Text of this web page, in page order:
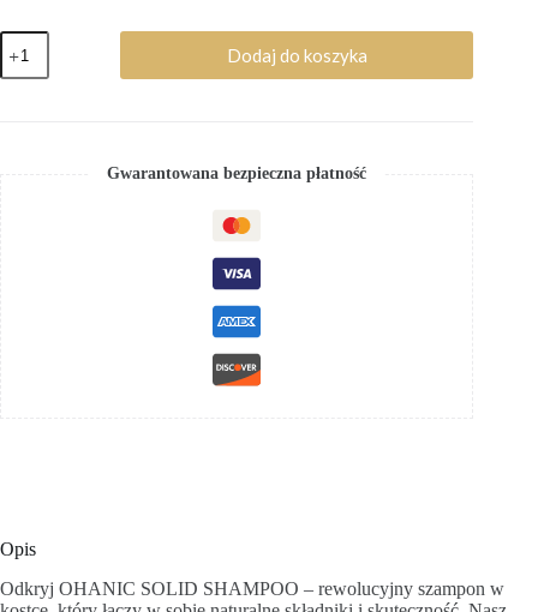
Dodaj do koszyka
Gwarantowana bezpieczna płatność
Opis
Odkryj OHANIC SOLID SHAMPOO – rewolucyjny szampon w